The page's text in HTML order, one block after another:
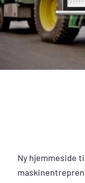
Ny hjemmeside